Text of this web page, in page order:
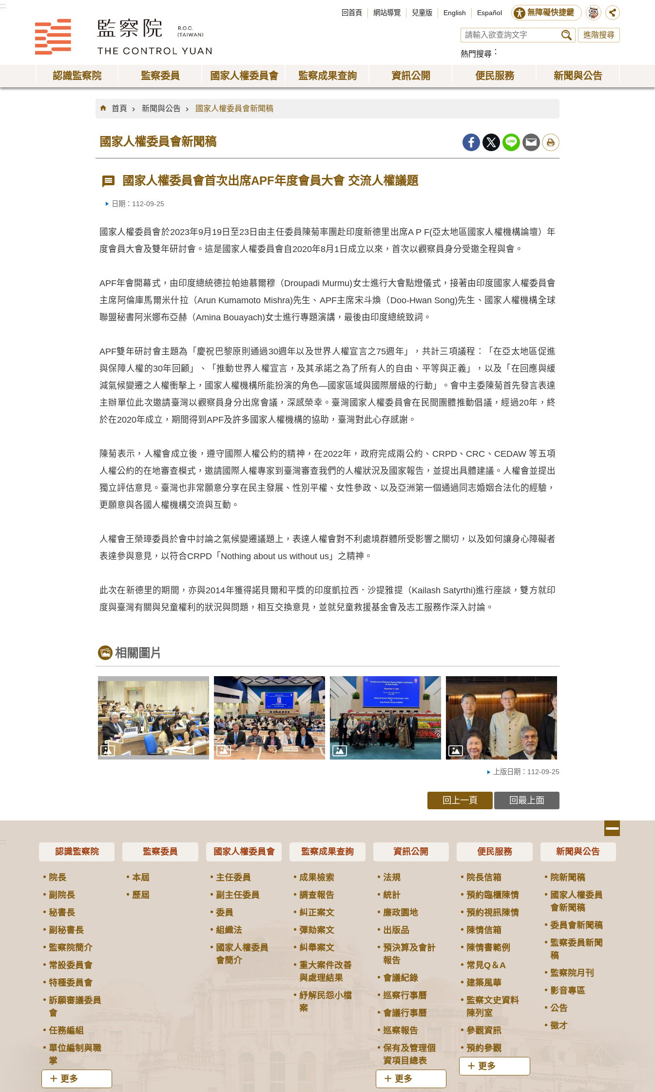
:::
回首頁 網站導覽 兒童版 English Español 無障礙快捷鍵
進階搜尋
熱門搜尋
認識監察院 監察委員 國家人權委員會 監察成果查詢 資訊公開 便民服務 新聞與公告
:::
首頁
新聞與公告 國家人權委員會新聞稿
國家人權委員會新聞稿
國家人權委員會首次出席APF年度會員大會 交流人權議題
日期：112-09-25
國家人權委員會於2023年9月19日至23日由主任委員陳菊率團赴印度新德里出席A P F(亞太地區國家人權機構論壇）年
度會員大會及雙年研討會。這是國家人權委員會自2020年8月1日成立以來，首次以觀察員身分受邀全程與會。
APF年會開幕式，由印度總統德拉帕迪慕爾穆（Droupadi Murmu)女士進行大會點燈儀式，接著由印度國家人權委員會
主席阿倫庫馬爾米什拉（Arun Kumamoto Mishra)先生、APF主席宋斗煥（Doo-Hwan Song)先生、國家人權機構全球
聯盟秘書阿米娜布亞赫（Amina Bouayach)女士進行專題演講，最後由印度總統致詞。
APF雙年研討會主題為「慶祝巴黎原則通過30週年以及世界人權宣言之75週年」，共計三項議程：「在亞太地區促進
與保障人權的30年回顧」、「推動世界人權宣言，及其承諾之為了所有人的自由、平等與正義」，以及「在回應與緩
減氣候變遷之人權衝擊上，國家人權機構所能扮演的角色—國家區域與國際層級的行動」。會中主委陳菊首先發言表達
主辦單位此次邀請臺灣以觀察員身分出席會議，深感榮幸。臺灣國家人權委員會在民間團體推動倡議，經過20年，終
於在2020年成立，期間得到APF及許多國家人權機構的協助，臺灣對此心存感謝。
陳菊表示，人權會成立後，遵守國際人權公約的精神，在2022年，政府完成兩公約、CRPD、CRC、CEDAW 等五項
人權公約的在地審查模式，邀請國際人權專家到臺灣審查我們的人權狀況及國家報告，並提出具體建議。人權會並提出
獨立評估意見。臺灣也非常願意分享在民主發展、性別平權、女性參政、以及亞洲第一個通過同志婚姻合法化的經驗，
更願意與各國人權機構交流與互動。
人權會王榮璋委員於會中討論之氣候變遷議題上，表達人權會對不利處境群體所受影響之關切，以及如何讓身心障礙者
表達參與意見，以符合CRPD「Nothing about us without us」之精神。
此次在新德里的期間，亦與2014年獲得諾貝爾和平獎的印度凱拉西．沙提雅提（Kailash Satyrthi)進行座談，雙方就印
度與臺灣有關與兒童權利的狀況與問題，相互交換意見，並就兒童救援基金會及志工服務作深入討論。
相關圖片
上版日期：112-09-25
回上一頁 回最上面
:::
認識監察院
院長
副院長
秘書長
副秘書長
監察院簡介
常設委員會
特種委員會
訴願審議委員
會
任務編組
單位編制與職
掌
更多
監察委員
本屆
歷屆
國家人權委員會
主任委員
副主任委員
委員
組織法
國家人權委員
會簡介
監察成果查詢
成果檢索
調查報告
糾正案文
彈劾案文
糾舉案文
重大案件改善
與處理結果
紓解民怨小檔
案
資訊公開
法規
統計
廉政園地
出版品
預決算及會計
報告
會議紀錄
巡察行事曆
會議行事曆
巡察報告
保有及管理個
資項目總表
更多
便民服務
院長信箱
預約臨櫃陳情
預約視訊陳情
陳情信箱
陳情書範例
常見Q＆A
建築風華
監察文史資料
陳列室
參觀資訊
預約參觀
更多
新聞與公告
院新聞稿
國家人權委員
會新聞稿
委員會新聞稿
監察委員新聞
稿
監察院月刊
影音專區
公告
徵才